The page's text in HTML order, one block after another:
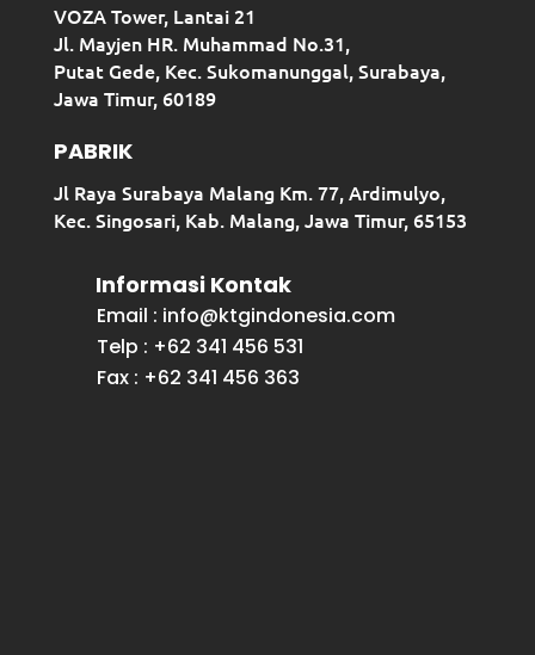
VOZA Tower, Lantai 21
Jl. Mayjen HR. Muhammad No.31,
Putat Gede, Kec. Sukomanunggal, Surabaya,
Jawa Timur, 60189
PABRIK
Jl Raya Surabaya Malang Km. 77, Ardimulyo,
Kec. Singosari, Kab. Malang, Jawa Timur, 65153
Informasi Kontak
Email : info@ktgindonesia.com
Telp : +62 341 456 531
Fax : +62 341 456 363